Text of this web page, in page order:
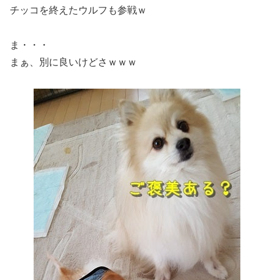
チッコを終えたウルフも参戦ｗ
ま・・・
まぁ、別に良いけどさｗｗｗ